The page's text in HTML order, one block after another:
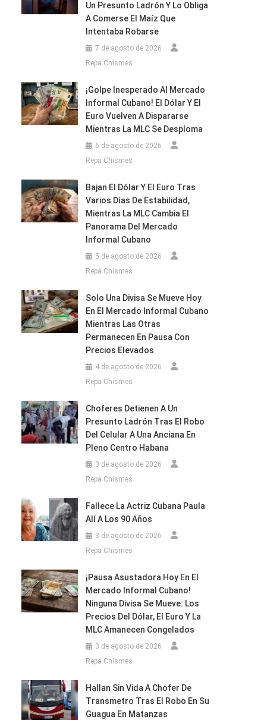
Un Presunto Ladrón Y Lo Obliga
A Comerse El Maíz Que
Intentaba Robarse
7 de agosto de 2026
Repa Chismes
¡Golpe Inesperado Al Mercado
Informal Cubano! El Dólar Y El
Euro Vuelven A Dispararse
Mientras La MLC Se Desploma
6 de agosto de 2026
Repa Chismes
Bajan El Dólar Y El Euro Tras
Varios Días De Estabilidad,
Mientras La MLC Cambia El
Panorama Del Mercado
Informal Cubano
5 de agosto de 2026
Repa Chismes
Solo Una Divisa Se Mueve Hoy
En El Mercado Informal Cubano
Mientras Las Otras
Permanecen En Pausa Con
Precios Elevados
4 de agosto de 2026
Repa Chismes
Choferes Detienen A Un
Presunto Ladrón Tras El Robo
Del Celular A Una Anciana En
Pleno Centro Habana
3 de agosto de 2026
Repa Chismes
Fallece La Actriz Cubana Paula
Alí A Los 90 Años
3 de agosto de 2026
Repa Chismes
¡Pausa Asustadora Hoy En El
Mercado Informal Cubano!
Ninguna Divisa Se Mueve: Los
Precios Del Dólar, El Euro Y La
MLC Amanecen Congelados
3 de agosto de 2026
Repa Chismes
Hallan Sin Vida A Chofer De
Transmetro Tras El Robo En Su
Guagua En Matanzas